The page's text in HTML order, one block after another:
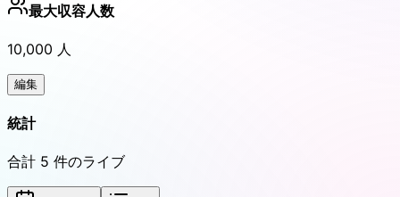
最大収容人数
10,000 人
編集
統計
合計 5 件のライブ